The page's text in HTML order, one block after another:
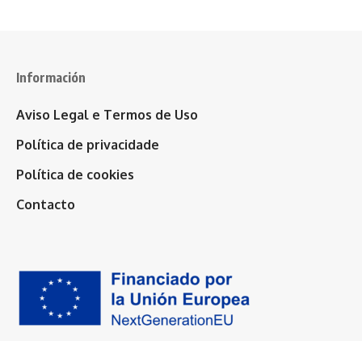
Información
Aviso Legal e Termos de Uso
Política de privacidade
Política de cookies
Contacto